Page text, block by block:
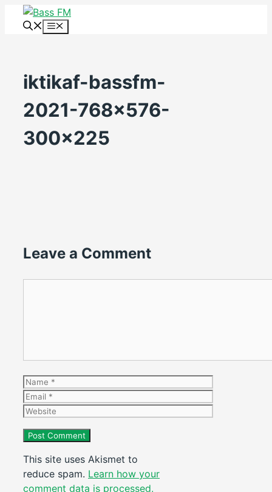
Skip
Menu
iktikaf-bassfm-
2021-768×576-
300×225
Leave a Comment
Name
Email
Website
This site uses Akismet to
reduce spam. Learn how your
comment data is processed.